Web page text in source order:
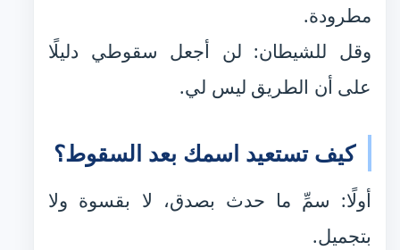
مطرودة.
وقل للشيطان: لن أجعل سقوطي دليلًا
على أن الطريق ليس لي.
كيف تستعيد اسمك بعد السقوط؟
أولًا: سمِّ ما حدث بصدق، لا بقسوة ولا
بتجميل.